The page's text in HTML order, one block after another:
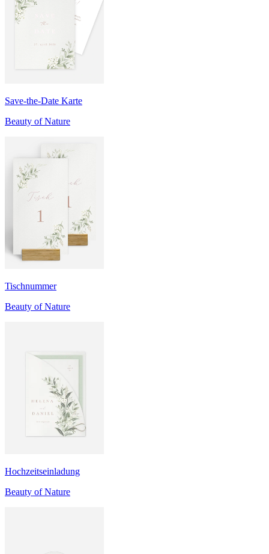
Save-the-Date Karte
Beauty of Nature
Tischnummer
Beauty of Nature
Hochzeitseinladung
Beauty of Nature